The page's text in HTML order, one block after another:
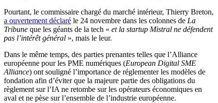
Pourtant, le commissaire chargé du marché intérieur, Thierry Breton,
a ouvertement déclaré le 24 novembre dans les colonnes de La
Tribune que les géants de la tech « et la startup Mistral ne défendent
pas l’intérêt général », mais le leur.
Dans le même temps, des parties prenantes telles que l’Alliance
européenne pour les PME numériques (European Digital SME
Alliance) ont souligné l’importance de réglementer les modèles de
fondation afin d’éviter que la majeure partie des obligations du
règlement sur l’IA ne retombe sur les opérateurs économiques en
aval et ne pèse sur l’ensemble de l’industrie européenne.